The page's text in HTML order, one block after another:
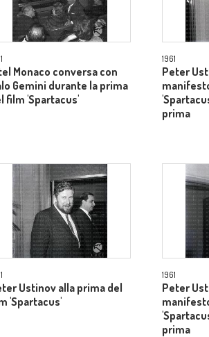
Monaco conversa con
Gemini durante la prima
film 'Spartacus'
1961
Peter
prima
Ustinov alla prima del
'Spartacus'
1961
Peter
prima